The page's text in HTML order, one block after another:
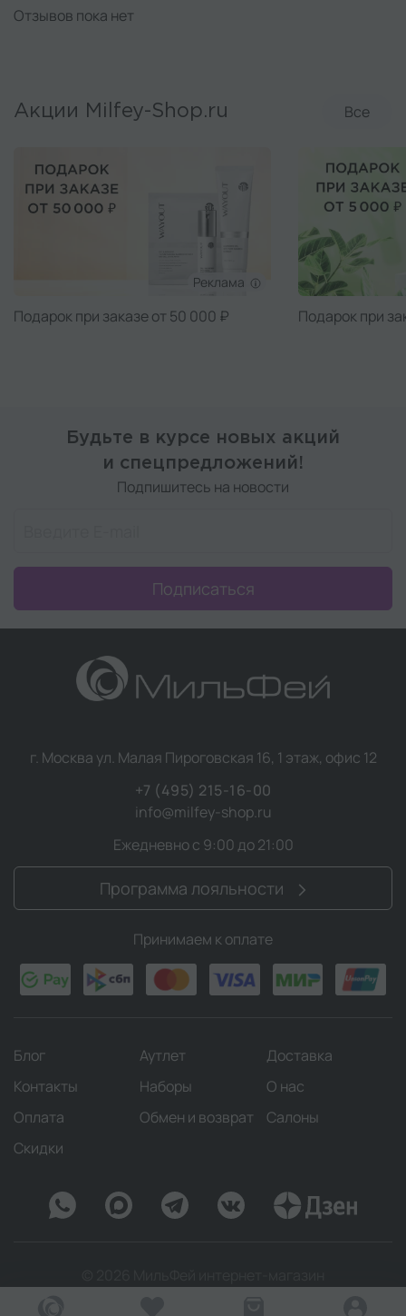
Отзывов пока нет
Акции Milfey-Shop.ru Все
Реклама
Подарок при заказе от 50 000 ₽ Подарок при
Будьте в курсе новых акций
и спецпредложений!
Подпишитесь на новости
Подписаться
г. Москва ул. Малая Пироговская 16, 1 этаж, офис 12
+7 (495) 215-16-00
info@milfey-shop.ru
Ежедневно с 9:00 до 21:00
Программа лояльности
Принимаем к оплате
Блог Аутлет
Доставка
Контакты
Наборы
О нас
Оплата
Обмен и возврат
Салоны
Скидки